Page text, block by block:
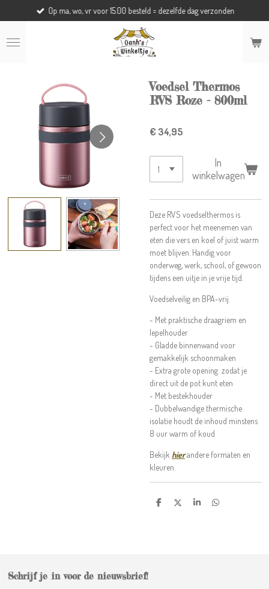
direct
naar
de
Op ma, wo, vr voor 15.00 besteld = dezelfde dag verzonden
Voedsel Thermos
RVS Roze - 800ml
€ 34,95
In
winkelwagen
Deze RVS voedselthermos is
perfect voor het meenemen van
eten die vers en koel of juist warm
moet blijven. Handig voor
onderweg, werk, school, of gewoon
tijdens een uitje in je vrije tijd.
Voedselveilig en BPA-vrij
- Met praktische draagriem en
lepelhouder
- Gladde binnenwand voor
gemakkelijk schoonmaken
- Extra grote opening zodat je
direct uit de pot kunt eten
- Met bestekhouder
- Dubbelwandige thermische
isolatie houdt de inhoud minstens
8 uur warm of koud
Bekijk hierandere formaten en
kleuren.
D
D
S
D
Schrijf je in voor de nieuwsbrief!